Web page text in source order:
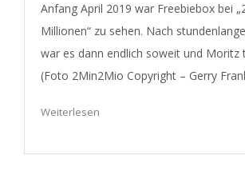
Anfang April 2019 war Freebiebox bei
Millionen“ zu sehen. Nach
war es dann endlich soweit und Moritz
(Foto 2Min2Mio Copyright – Gerry
Weiterlesen